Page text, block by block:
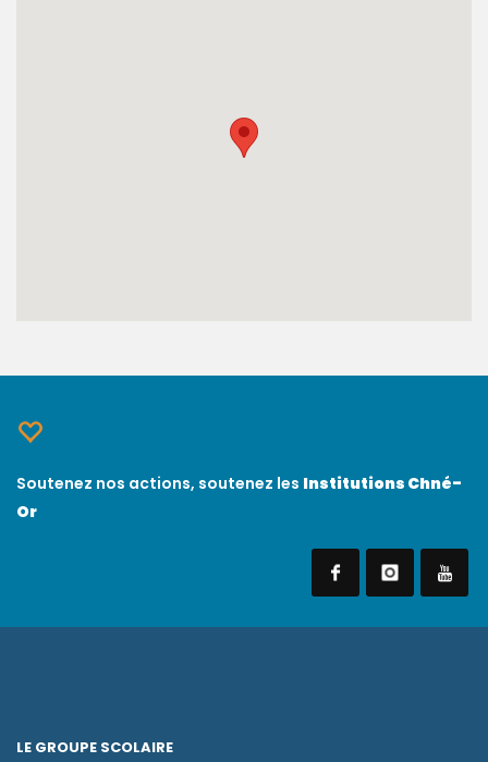
Soutenez nos actions, soutenez les Institutions Chné-
Or
LE GROUPE SCOLAIRE